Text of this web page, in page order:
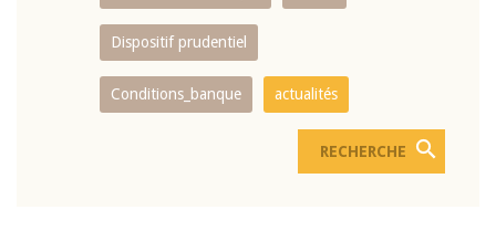
Dispositif prudentiel
Conditions_banque actualités